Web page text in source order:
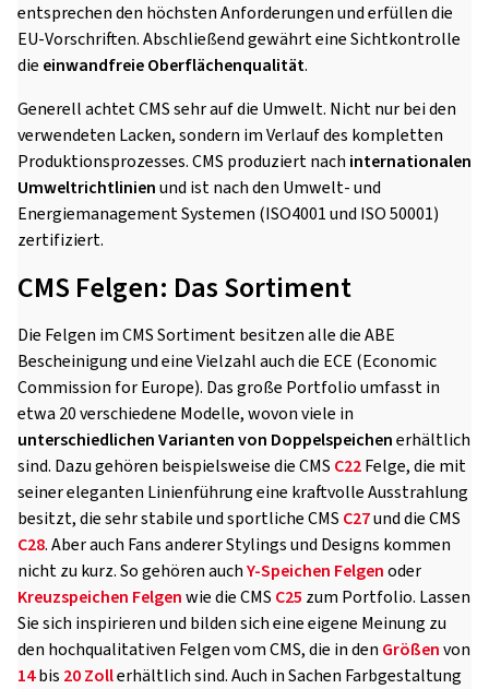
entsprechen den höchsten Anforderungen und erfüllen die
EU-Vorschriften. Abschließend gewährt eine Sichtkontrolle
die einwandfreie Oberflächenqualität.
Generell achtet CMS sehr auf die Umwelt. Nicht nur bei den
verwendeten Lacken, sondern im Verlauf des kompletten
Produktionsprozesses. CMS produziert nach internationalen
Umweltrichtlinienund ist nach den Umwelt- und
Energiemanagement Systemen (ISO4001 und ISO 50001)
zertifiziert.
CMS Felgen: Das Sortiment
Die Felgen im CMS Sortiment besitzen alle die ABE
Bescheinigung und eine Vielzahl auch die ECE (Economic
Commission for Europe). Das große Portfolio umfasst in
etwa 20 verschiedene Modelle, wovon viele in
unterschiedlichen Varianten von Doppelspeichenerhältlich
sind. Dazu gehören beispielsweise die CMS C22Felge, die mit
seiner eleganten Linienführung eine kraftvolle Ausstrahlung
besitzt, die sehr stabile und sportliche CMS C27und die CMS
C28. Aber auch Fans anderer Stylings und Designs kommen
nicht zu kurz. So gehören auchY-Speichen Felgenoder
Kreuzspeichen Felgenwie die CMS C25 zum Portfolio. Lassen
Sie sich inspirieren und bilden sich eine eigene Meinung zu
den hochqualitativen Felgen vom CMS, die in den Größenvon
14bis 20 Zollerhältlich sind. Auch in Sachen Farbgestaltung